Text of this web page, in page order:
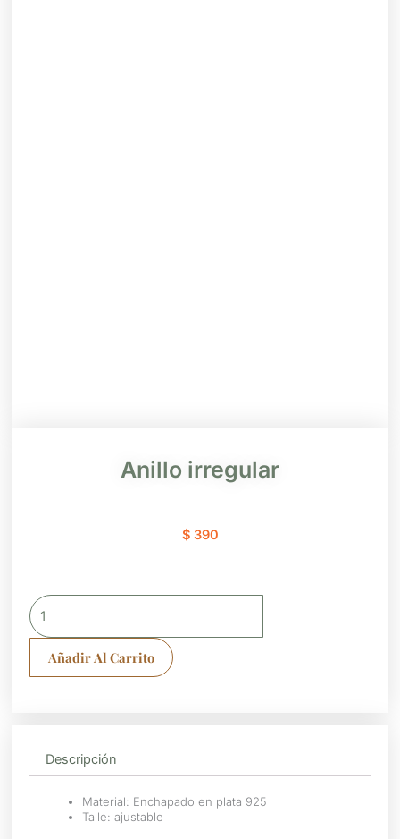
Anillo irregular
$390
Anillo
irregular
Añadir Al Carrito
Descripción
Material: Enchapado en plata 925
Talle: ajustable